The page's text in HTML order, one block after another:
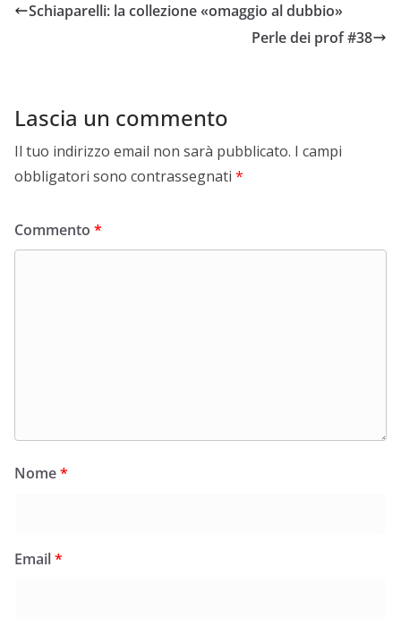
Schiaparelli: la collezione «omaggio al dubbio»
Perle dei prof #38
Lascia un commento
Il tuo indirizzo email non sarà pubblicato. I campi
obbligatori sono contrassegnati *
Commento *
Nome*
Email*